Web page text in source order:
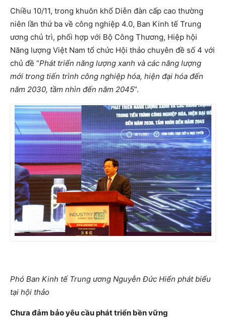
Chiều 10/11, trong khuôn khổ Diễn đàn cấp cao thường
niên lần thứ ba về công nghiệp 4.0, Ban Kinh tế Trung
ương chủ trì, phối hợp với Bộ Công Thương, Hiệp hội
Năng lượng Việt Nam tổ chức Hội thảo chuyên đề số 4 với
chủ đề “Phát triển năng lượng xanh và các năng lượng
mới trong tiến trình công nghiệp hóa, hiện đại hóa đến
năm 2030, tầm nhìn đến năm 2045”.
Phó Ban Kinh tế Trung ương Nguyễn Đức Hiển phát biểu
tại hội thảo
Chưa đảm bảo yêu cầu phát triển bền vững